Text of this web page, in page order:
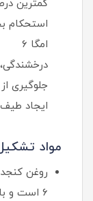
کمترین
امگا ۶
جلوگیری
ایجاد
مواد
۶ است و